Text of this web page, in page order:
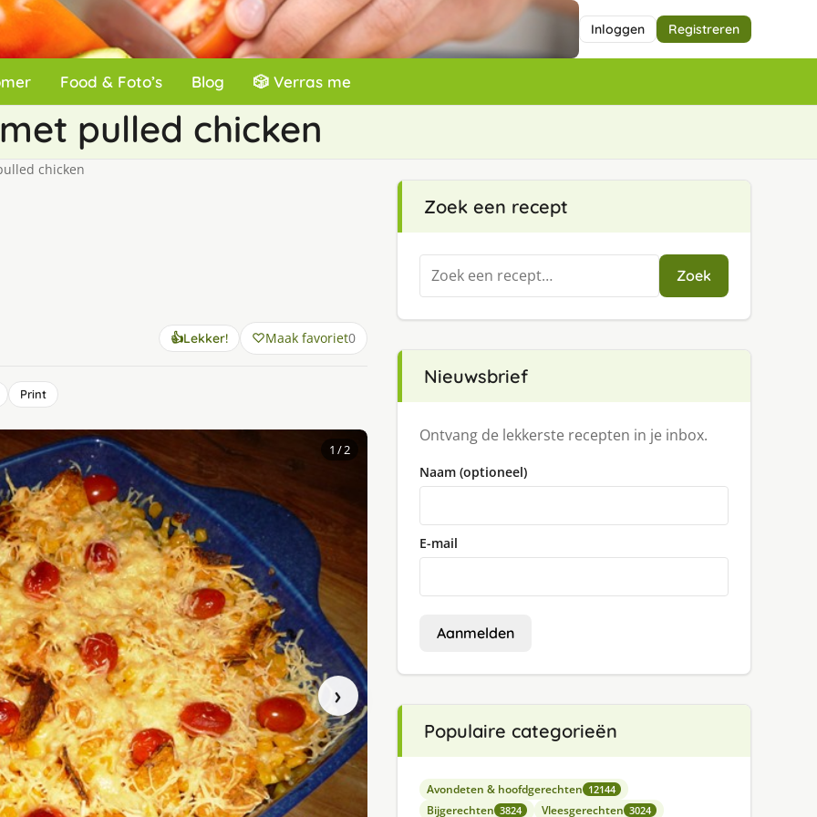
Inloggen Registreren
Food & Foto’s Blog 🎲 Verras me
pulled chicken
chicken
👍Lekker! Maak favoriet0
Print
›
1 / 2
Zoek een recept
Zoeken
naar:
Zoek
Nieuwsbrief
Ontvang de lekkerste recepten in je inbox.
Naam (optioneel)
E-mail
Aanmelden
Populaire categorieën
Avondeten & hoofdgerechten 12144
Bijgerechten 3824 Vleesgerechten 3024